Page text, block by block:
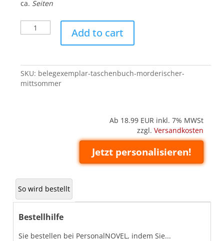
ca. Seiten
Belegexemplar
('Taschenbuch'):
Mörderischer
quantity
Add to cart
SKU: belegexemplar-taschenbuch-morderischer-
mittsommer
Ab 18.99 EUR inkl. 7% MWSt
zzgl. Versandkosten
Jetzt personalisieren!
So wird bestellt
Bestellhilfe
Sie bestellen bei PersonalNOVEL, indem Sie...